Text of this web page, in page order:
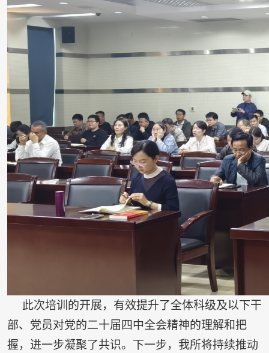
此次培训的开展，有效提升了全体科级及以下干
部、党员对党的二十届四中全会精神的理解和把
握，进一步凝聚了共识。下一步，我所将持续推动